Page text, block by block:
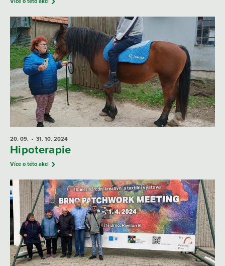
20. 09. - 31. 10. 2024
Hipoterapie
Více o této akci